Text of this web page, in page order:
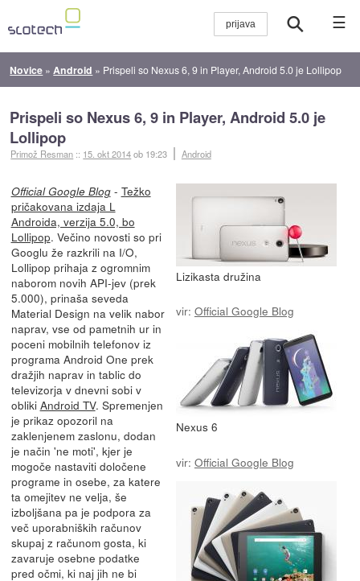
☰
Novice » Android » Prispeli so Nexus 6, 9 in Player, Android 5.0 je Lollipop
Prispeli so Nexus 6, 9 in Player, Android 5.0 je
Lollipop
Primož Resman :: 15. okt 2014ob 19:23 Android
Lizikasta družina
vir: Official Google Blog
Nexus 6
vir: Official Google Blog
Official Google Blog- Težko
pričakovana izdaja L
Androida, verzija 5.0, bo
Lollipop. Večino novosti so pri
Googlu že razkrili na I/O,
Lollipop prihaja z ogromnim
naborom novih API-jev (prek
5.000), prinaša seveda
Material Design na velik nabor
naprav, vse od pametnih ur in
poceni mobilnih telefonov iz
programa Android One prek
dražjih naprav in tablic do
televizorja v dnevni sobi v
obliki Android TV. Spremenjen
je prikaz opozoril na
zaklenjenem zaslonu, dodan
je način 'ne moti', kjer je
mogoče nastaviti določene
programe in osebe, za katere
ta omejitev ne velja, še
izboljšana pa je podpora za
več uporabniških računov
skupaj z računom gosta, ki
zavaruje osebne podatke
pred očmi, ki naj jih ne bi